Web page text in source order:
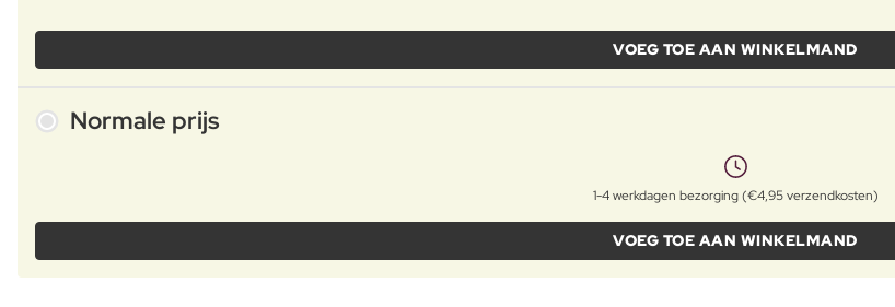
VOEG TOE AAN WINKELMAND
Normale prijs
1-4 werkdagen bezorging (€4,95 verzendkosten)
VOEG TOE AAN WINKELMAND